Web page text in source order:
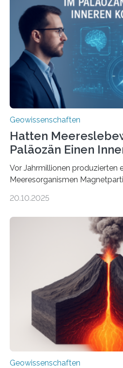
mit dem Titel „Iron’s Irony“ ist
& Environment erschienen. Die
Forschungsergebnisse
neu, um zu erklären, wie Eisen,
Systemen freigesetzt wird,
transportiert werden kann. „Das…
Geowissenschaften
Hatten
Paläozän Einen
Vor Jahrmillionen produzierten
Meeresorganismen
Sedimenten zu finden sind. Nun
Domänen auf einem dieser
einer raffinierten Methode an
Röntgenquelle zu kartieren.
diese Partikel es den
könnten, winzige
Richtung als auch in der
wahrzunehmen. Dadurch
über den Ozean navigieren. Vor
20.10.2025
Geowissenschaften